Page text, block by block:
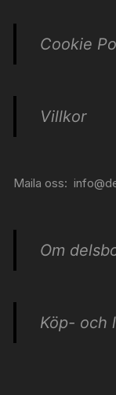
Cookie
Villkor
Maila oss:
Om
Köp- och